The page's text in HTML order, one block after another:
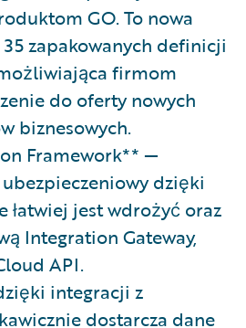
GO. To nowa
zapakowanych definicji
firmom
do oferty nowych
biznesowych.
Framework** —
dzięki
łatwiej jest wdrożyć oraz
Integration Gateway,
API.
integracji z
dostarcza dane